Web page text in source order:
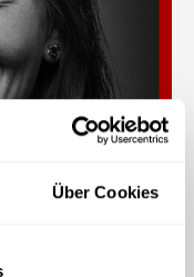
Über Cookies